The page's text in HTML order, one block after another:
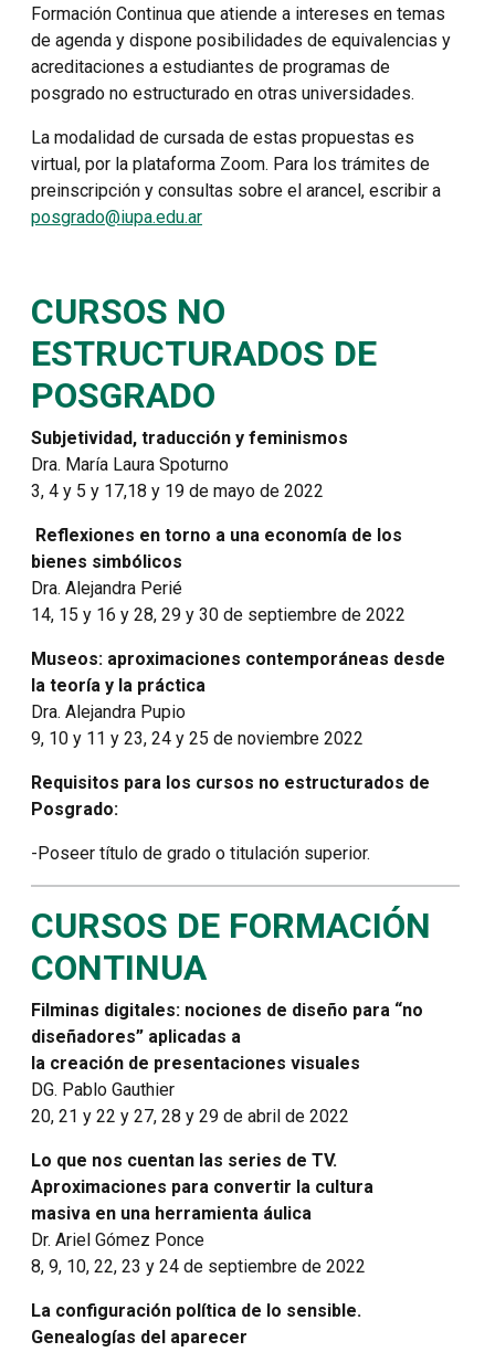
Formación Continua que atiende a intereses en temas
de agenda y dispone posibilidades de equivalencias y
acreditaciones a estudiantes de programas de
posgrado no estructurado en otras universidades.
La modalidad de cursada de estas propuestas es
virtual, por la plataforma Zoom. Para los trámites de
preinscripción y consultas sobre el arancel, escribir a
posgrado@iupa.edu.ar
CURSOS NO
ESTRUCTURADOS DE
POSGRADO
Subjetividad, traducción y feminismos
Dra. María Laura Spoturno
3, 4 y 5 y 17,18 y 19 de mayo de 2022
Reflexiones en torno a una economía de los
bienes simbólicos
Dra. Alejandra Perié
14, 15 y 16 y 28, 29 y 30 de septiembre de 2022
Museos: aproximaciones contemporáneas desde
la teoría y la práctica
Dra. Alejandra Pupio
9, 10 y 11 y 23, 24 y 25 de noviembre 2022
Requisitos para los cursos no estructurados de
Posgrado:
-Poseer título de grado o titulación superior.
CURSOS DE FORMACIÓN
CONTINUA
Filminas digitales: nociones de diseño para “no
diseñadores” aplicadas a
la creación de presentaciones visuales
DG. Pablo Gauthier
20, 21 y 22 y 27, 28 y 29 de abril de 2022
Lo que nos cuentan las series de TV.
Aproximaciones para convertir la cultura
masiva en una herramienta áulica
Dr. Ariel Gómez Ponce
8, 9, 10, 22, 23 y 24 de septiembre de 2022
La configuración política de lo sensible.
Genealogías del aparecer